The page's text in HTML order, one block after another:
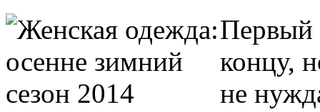
Первый
концу,
не